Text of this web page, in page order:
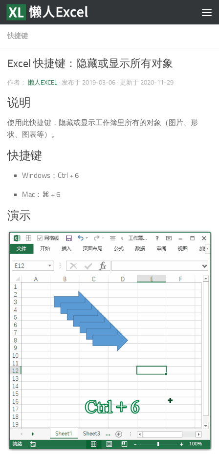
跳至内容
快捷键
Excel 快捷键：隐藏或显示所有对象
作者： 懒人EXCEL · 发布于 2019-03-06 · 更新于 2020-11-29
说明
使用此快捷键，隐藏或显示工作簿里所有的对象（图片、形
状、图表等）。
快捷键
Windows：Ctrl + 6
Mac：⌘ + 6
演示